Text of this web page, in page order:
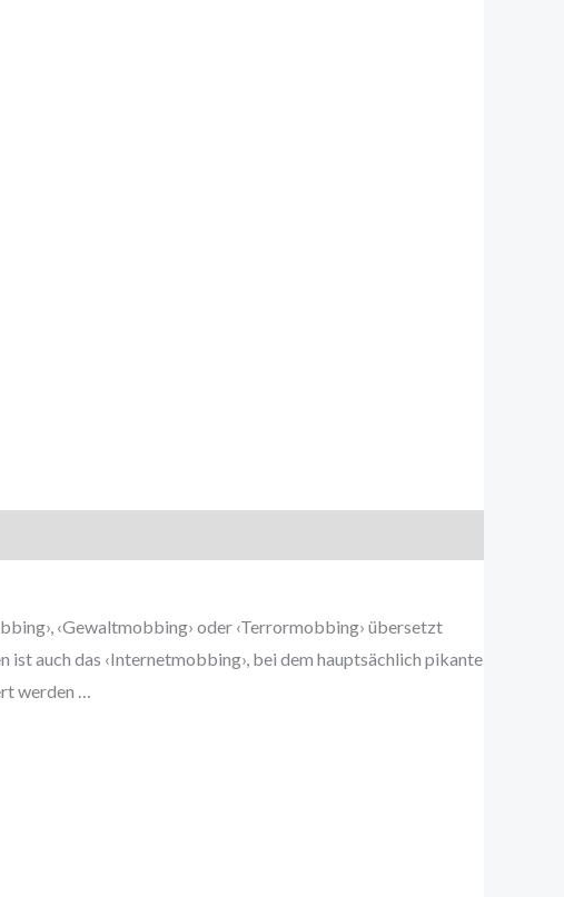
‹Gewaltmobbing› oder ‹Terrormobbing› übersetzt
auch das ‹Internetmobbing›, bei dem hauptsächlich pikante
werden …